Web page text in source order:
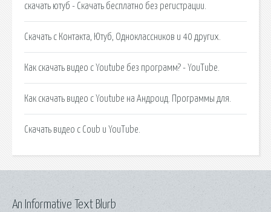
скачать ютуб - Скачать бесплатно без регистрации.
Скачать с Контакта, Ютуб, Одноклассников и 40 других.
Как скачать видео с Youtube без программ? - YouTube.
Как скачать видео с Youtube на Андроид. Программы для.
Скачать видео с Coub и YouTube.
An Informative Text Blurb